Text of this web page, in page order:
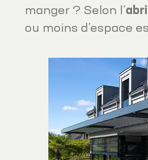
manger ? Selon l’abri
ou moins d’espace